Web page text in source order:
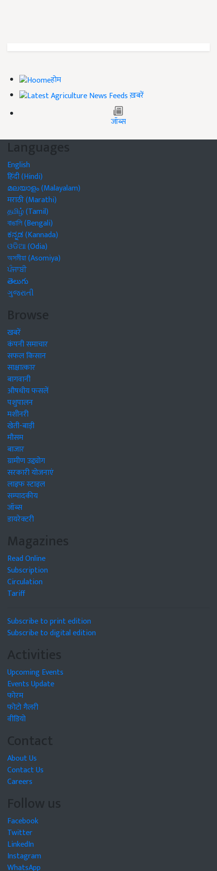
होम
ख़बरें
जॉब्स
Languages
English
हिंदी (Hindi)
മലയാളം (Malayalam)
मराठी (Marathi)
தமிழ் (Tamil)
বাঙালি (Bengali)
ಕನ್ನಡ (Kannada)
ଓଡିଆ (Odia)
অসমীয়া (Asomiya)
ਪੰਜਾਬੀ
తెలుగు
ગુજરાતી
Browse
खबरें
कंपनी समाचार
सफल किसान
साक्षात्कार
बागवानी
औषधीय फसलें
पशुपालन
मशीनरी
खेती-बाड़ी
मौसम
बाजार
ग्रामीण उद्द्योग
सरकारी योजनाएं
लाइफ स्टाइल
सम्पादकीय
जॉब्स
डायरेक्टरी
Magazines
Read Online
Subscription
Circulation
Tariff
Subscribe to print edition
Subscribe to digital edition
Activities
Upcoming Events
Events Update
फोरम
फोटो गैलरी
वीडियो
Contact
About Us
Contact Us
Careers
Follow us
Facebook
Twitter
LinkedIn
Instagram
WhatsApp